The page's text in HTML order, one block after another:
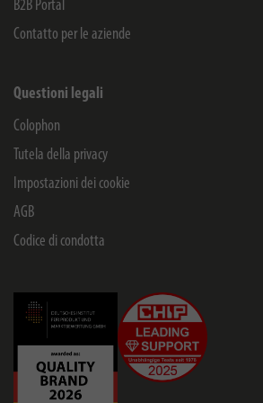
B2B Portal
Contatto per le aziende
Questioni legali
Colophon
Tutela della privacy
Impostazioni dei cookie
AGB
Codice di condotta